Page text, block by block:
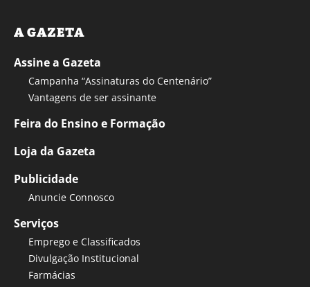
A GAZETA
Assine a Gazeta
Campanha “Assinaturas do Centenário”
Vantagens de ser assinante
Feira do Ensino e Formação
Loja da Gazeta
Publicidade
Anuncie Connosco
Serviços
Emprego e Classificados
Divulgação Institucional
Farmácias